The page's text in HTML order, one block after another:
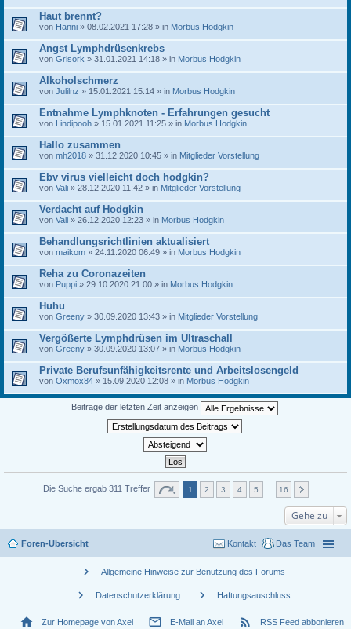
Haut brennt?
von Hanni » 08.02.2021 17:28 » in Morbus Hodgkin
Angst Lymphdrüsenkrebs
von Grisork » 31.01.2021 14:18 » in Morbus Hodgkin
Alkoholschmerz
von Julilnz » 15.01.2021 15:14 » in Morbus Hodgkin
Entnahme Lymphknoten - Erfahrungen gesucht
von Lindipooh » 15.01.2021 11:25 » in Morbus Hodgkin
Hallo zusammen
von mh2018 » 31.12.2020 10:45 » in Mitglieder Vorstellung
Ebv virus vielleicht doch hodgkin?
von Vali » 28.12.2020 11:42 » in Mitglieder Vorstellung
Verdacht auf Hodgkin
von Vali » 26.12.2020 12:23 » in Morbus Hodgkin
Behandlungsrichtlinien aktualisiert
von maikom » 24.11.2020 06:49 » in Morbus Hodgkin
Reha zu Coronazeiten
von Puppi » 29.10.2020 21:00 » in Morbus Hodgkin
Huhu
von Greeny » 30.09.2020 13:43 » in Mitglieder Vorstellung
Vergößerte Lymphdrüsen im Ultraschall
von Greeny » 30.09.2020 13:07 » in Morbus Hodgkin
Private Berufsunfähigkeitsrente und Arbeitslosengeld
von Oxmox84 » 15.09.2020 12:08 » in Morbus Hodgkin
Beiträge der letzten Zeit anzeigen
Die Suche ergab 311 Treffer 1 2 3 4 5 16
Gehe zu
Foren-Übersicht Das Team
Kontakt
chevron_right Allgemeine Hinweise zur Benutzung des Forums
chevron_right Datenschutzerklärung chevron_right Haftungsauschluss
home Zur Homepage von Axel mail_outline E-Mail an Axel rss_feed RSS Feed abbonieren